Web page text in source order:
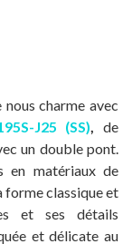
charme avec
J25 (SS),de
un double pont.
en matériaux de
forme classique et
et ses détails
et délicate au